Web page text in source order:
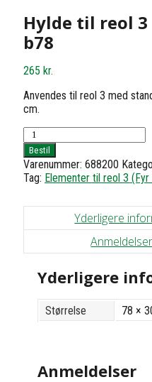
Hylde til reol 3
b78
265 kr.
Anvendes til reol 3 med
cm.
Hylde
til
reol
3
-
d30
Bestil
Varenummer: 688200
Tag: Elementer til reol 3 (Fyr
Yderligere
Yderligere
Størrelse 78 ×
Anmeldelser